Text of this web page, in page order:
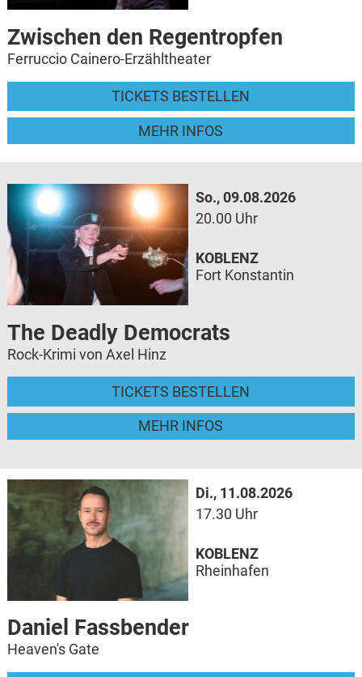
Zwischen den Regentropfen
Ferruccio Cainero-Erzähltheater
TICKETS BESTELLEN
MEHR INFOS
So., 09.08.2026
20.00 Uhr
The Deadly Democrats
Rock-Krimi von Axel Hinz
TICKETS BESTELLEN
MEHR INFOS
KOBLENZ
Fort Konstantin
Di., 11.08.2026
17.30 Uhr
Daniel Fassbender
Heaven's Gate
KOBLENZ
Rheinhafen